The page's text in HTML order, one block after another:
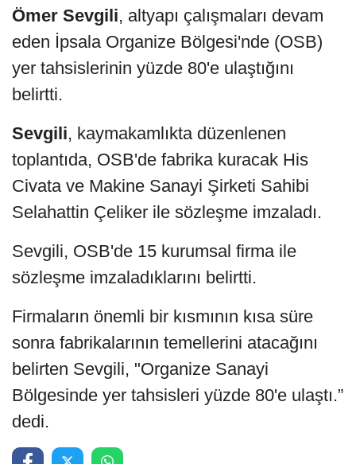
Ömer Sevgili, altyapı çalışmaları devam
eden İpsala Organize Bölgesi'nde (OSB)
yer tahsislerinin yüzde 80'e ulaştığını
belirtti.
Sevgili, kaymakamlıkta düzenlenen
toplantıda, OSB'de fabrika kuracak His
Civata ve Makine Sanayi Şirketi Sahibi
Selahattin Çeliker ile sözleşme imzaladı.
Sevgili, OSB'de 15 kurumsal firma ile
sözleşme imzaladıklarını belirtti.
Firmaların önemli bir kısmının kısa süre
sonra fabrikalarının temellerini atacağını
belirten Sevgili, "Organize Sanayi
Bölgesinde yer tahsisleri yüzde 80'e ulaştı.”
dedi.